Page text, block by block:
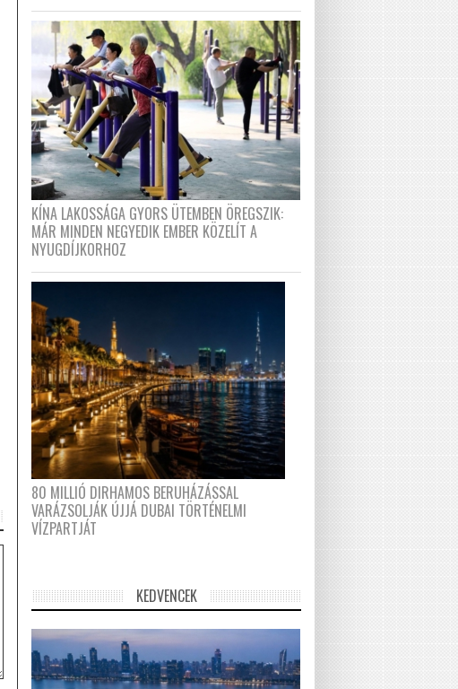
KÍNA LAKOSSÁGA GYORS ÜTEMBEN ÖREGSZIK:
MÁR MINDEN NEGYEDIK EMBER KÖZELÍT A
NYUGDÍJKORHOZ
80 MILLIÓ DIRHAMOS BERUHÁZÁSSAL
VARÁZSOLJÁK ÚJJÁ DUBAI TÖRTÉNELMI
VÍZPARTJÁT
KEDVENCEK